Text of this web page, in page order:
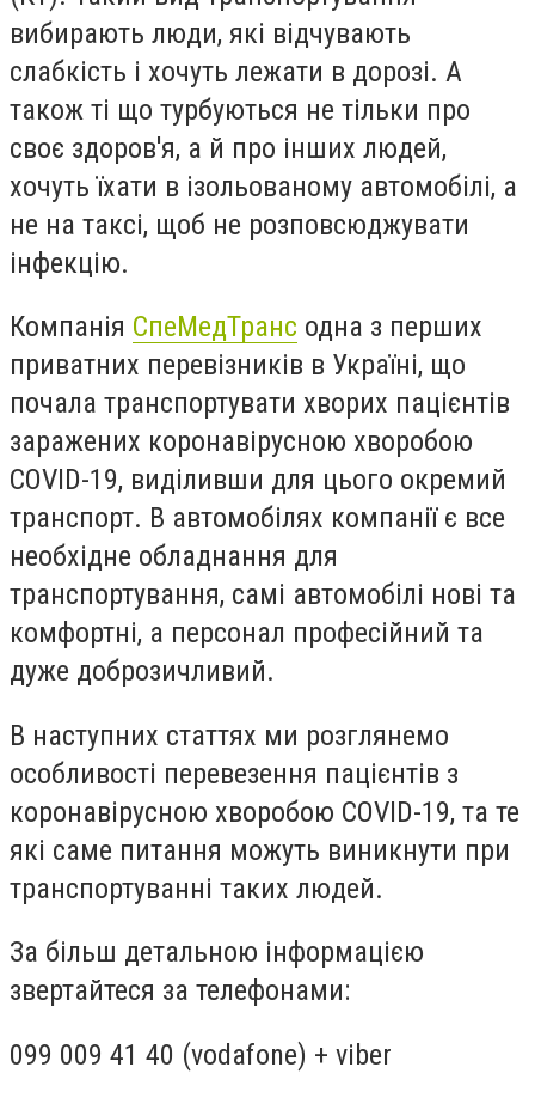
вибирають люди, які відчувають
слабкість і хочуть лежати в дорозі. А
також ті що турбуються не тільки про
своє здоров'я, а й про інших людей,
хочуть їхати в ізольованому автомобілі, а
не на таксі, щоб не розповсюджувати
інфекцію.
Компанія СпеМедТранс одна з перших
приватних перевізників в Україні, що
почала транспортувати хворих пацієнтів
заражених коронавірусною хворобою
COVID-19, виділивши для цього окремий
транспорт. В автомобілях компанії є все
необхідне обладнання для
транспортування, самі автомобілі нові та
комфортні, а персонал професійний та
дуже доброзичливий.
В наступних статтях ми розглянемо
особливості перевезення пацієнтів з
коронавірусною хворобою COVID-19, та те
які саме питання можуть виникнути при
транспортуванні таких людей.
За більш детальною інформацією
звертайтеся за телефонами:
099 009 41 40 (vodafone) + viber